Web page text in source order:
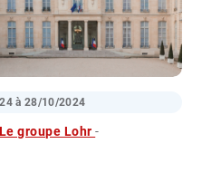
à28/10/2024
Le groupe Lohr-